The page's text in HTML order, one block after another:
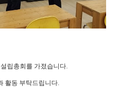
립총회를 가졌습니다.
활동 부탁드립니다.